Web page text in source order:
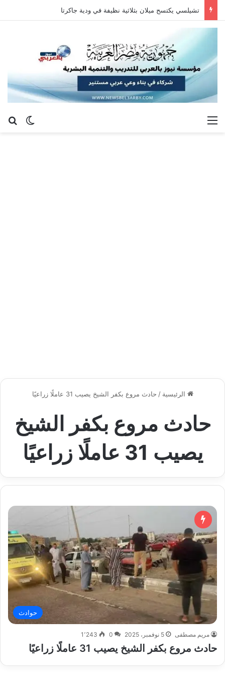
تشيلسي يكتسح ميلان بثلاثية نظيفة في ودية جاكرتا
الوضع القائمة
الرئيسية / حادث مروع بكفر الشيخ يصيب 31 عاملًا زراعيًا
حادث مروع بكفر الشيخ
يصيب 31 عاملًا زراعيًا
حوادث
مريم مصطفى 5 نوفمبر، 2025 0 1٬243
حادث مروع بكفر الشيخ يصيب 31 عاملًا زراعيًا